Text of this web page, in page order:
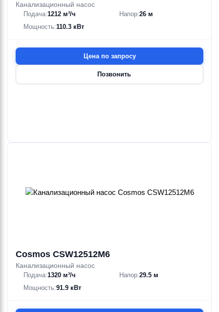
Канализационный насос
Подача:1212 м³/ч Напор:26 м
Мощность:110.3 кВт
Цена по запросу
Позвонить
Cosmos CSW12512M6
Канализационный насос
Подача:1320 м³/ч Напор:29.5 м
Мощность:91.9 кВт